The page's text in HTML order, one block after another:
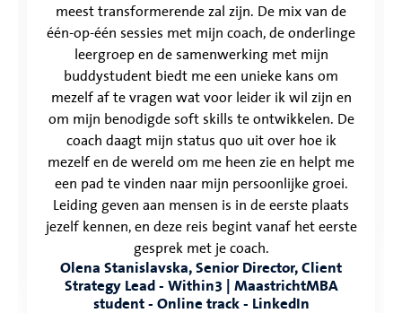
meest transformerende zal zijn. De mix van de
één-op-één sessies met mijn coach, de onderlinge
leergroep en de samenwerking met mijn
buddystudent biedt me een unieke kans om
mezelf af te vragen wat voor leider ik wil zijn en
om mijn benodigde soft skills te ontwikkelen. De
coach daagt mijn status quo uit over hoe ik
mezelf en de wereld om me heen zie en helpt me
een pad te vinden naar mijn persoonlijke groei.
Leiding geven aan mensen is in de eerste plaats
jezelf kennen, en deze reis begint vanaf het eerste
gesprek met je coach.
Olena Stanislavska, Senior Director, Client
Strategy Lead - Within3 | MaastrichtMBA
student - Online track - LinkedIn